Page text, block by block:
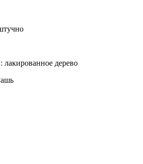
лакированное дерево